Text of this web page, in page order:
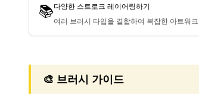
📚다양한 스트로크 레이어링하기
여러 브러시 타입을 결합하여 복잡한 아트워
🎨 브러시 가이드